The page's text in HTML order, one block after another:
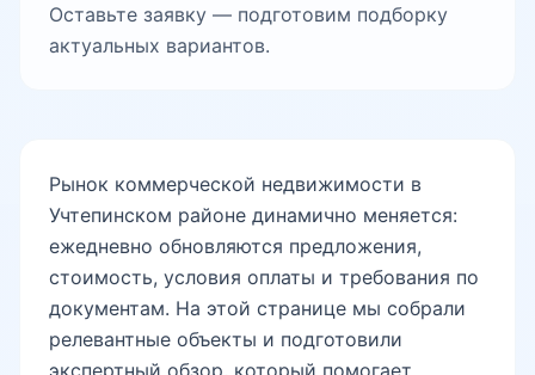
Оставьте заявку — подготовим подборку
актуальных вариантов.
Рынок коммерческой недвижимости в
Учтепинском районе динамично меняется:
ежедневно обновляются предложения,
стоимость, условия оплаты и требования по
документам. На этой странице мы собрали
релевантные объекты и подготовили
экспертный обзор, который помогает